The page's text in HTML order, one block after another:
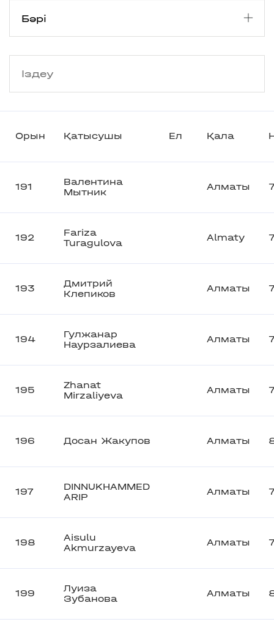
Орын Қатысушы Ел Қала
191
Валентина
Мытник
Алматы
192
Fariza
Turagulova
Almaty
193
Дмитрий
Клепиков
Алматы
194
Гулжанар
Наурзалиева
Алматы
195
Zhanat
Mirzaliyeva
Алматы
196 Досан Жакупов Алматы
197
DINNUKHAMMED
ARIP
Алматы
198
Aisulu
Akmurzayeva
Алматы
199
Луиза
Зубанова
Алматы